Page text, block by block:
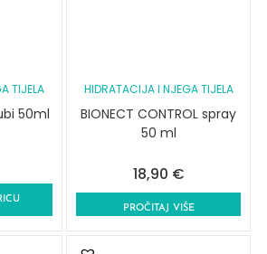
TIJELA
50ml
HIDRATACIJA I NJEGA TIJELA
BIONECT CONTROL spray
50 ml
18,90 €
PROČITAJ VIŠE